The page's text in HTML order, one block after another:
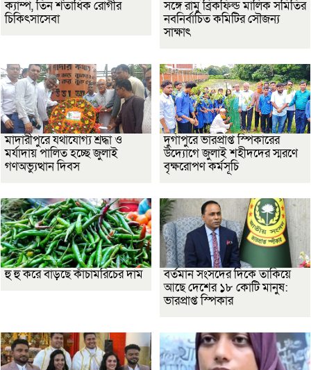
ক্যাম্প, তিন শতাধিক রোগীর
চিকিৎসাসেবা
সঙ্গে রামু ব্রিকফিল্ড মালিক সমিতির
নবনির্বাচিত কমিটির সৌজন্য
সাক্ষাৎ
মাদারীপুরে যথাযোগ্য শ্রদ্ধা ও
মর্যাদায় পালিত হচ্ছে জুলাই
গণঅভ্যুত্থান দিবস
দুর্গাপুরে ভারপ্রাপ্ত স্পিকারের
উদ্যোগে জুলাই শহীদদের স্মরণে
বৃক্ষরোপণ কর্মসূচি
হু হু করে বাড়ছে কাঁচামরিচের দাম
বর্তমান সংসদের দিকে তাকিয়ে
আছে দেশের ১৮ কোটি মানুষ:
ভারপ্রাপ্ত স্পিকার